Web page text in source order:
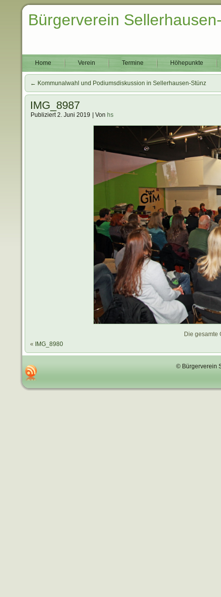
Bürgerverein
Home Verein Termine Höhepunkte
← Kommunalwahl und Podiumsdiskussion in Sellerhausen-Stünz
IMG_8987
Publiziert 2. Juni 2019 Von hs
Die gesamte
«
IMG_8980
© Bürgerverein